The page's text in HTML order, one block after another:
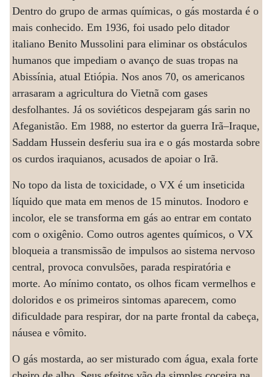
Dentro do grupo de armas químicas, o gás mostarda é o
mais conhecido. Em 1936, foi usado pelo ditador
italiano Benito Mussolini para eliminar os obstáculos
humanos que impediam o avanço de suas tropas na
Abissínia, atual Etiópia. Nos anos 70, os americanos
arrasaram a agricultura do Vietnã com gases
desfolhantes. Já os soviéticos despejaram gás sarin no
Afeganistão. Em 1988, no estertor da guerra Irã–Iraque,
Saddam Hussein desferiu sua ira e o gás mostarda sobre
os curdos iraquianos, acusados de apoiar o Irã.
No topo da lista de toxicidade, o VX é um inseticida
líquido que mata em menos de 15 minutos. Inodoro e
incolor, ele se transforma em gás ao entrar em contato
com o oxigênio. Como outros agentes químicos, o VX
bloqueia a transmissão de impulsos ao sistema nervoso
central, provoca convulsões, parada respiratória e
morte. Ao mínimo contato, os olhos ficam vermelhos e
doloridos e os primeiros sintomas aparecem, como
dificuldade para respirar, dor na parte frontal da cabeça,
náusea e vômito.
O gás mostarda, ao ser misturado com água, exala forte